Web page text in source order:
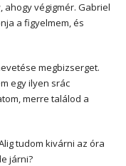
végigmér. Gabriel
a figyelmem, és
megbizserget.
egy ilyen srác
merre találod a
tudom kivárni az óra
járni?